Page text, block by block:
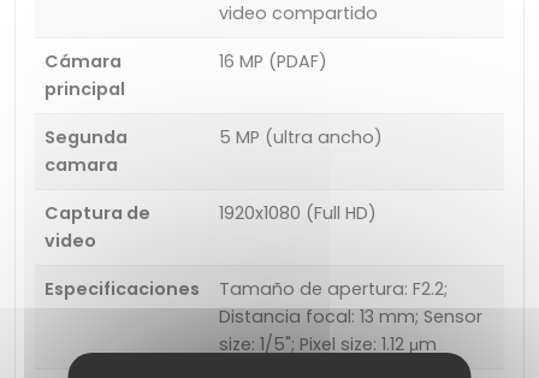
video compartido
Cámara
principal
16 MP (PDAF)
Segunda
camara
5 MP (ultra ancho)
Captura de
video
1920x1080 (Full HD)
Especificaciones
Tamaño de apertura: F2.2;
Distancia focal: 13 mm; Sensor
size: 1/5"; Pixel size: 1.12 μm